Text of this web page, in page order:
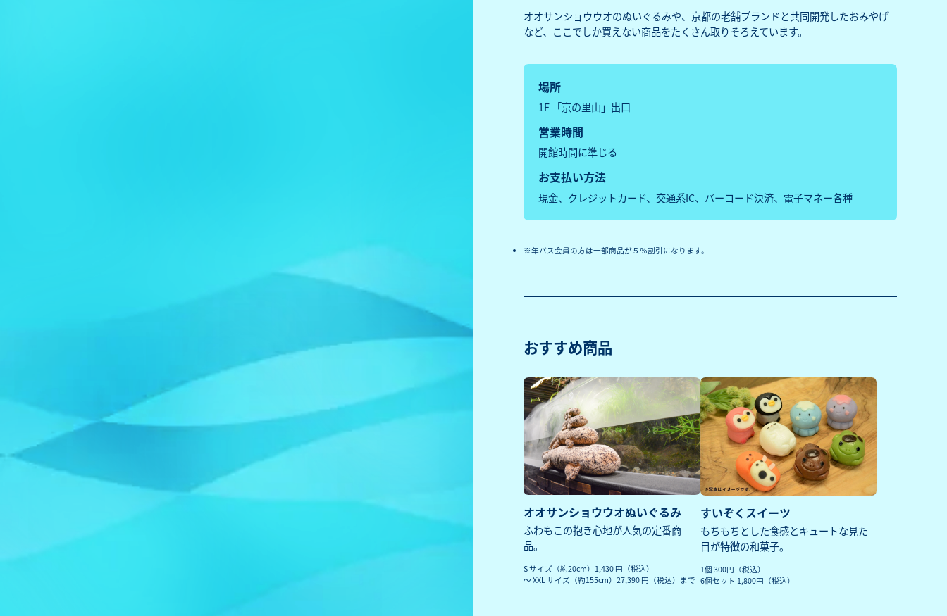
オオサンショウウオのぬいぐるみや、京都の老舗ブランドと共同開発したおみやげ
など、ここでしか買えない商品をたくさん取りそろえています。
場所
1F 「京の里山」出口
営業時間
開館時間に準じる
お支払い方法
現金、クレジットカード、交通系IC、バーコード決済、電子マネー各種
年パス会員の方は一部商品が５％割引になります。
おすすめ商品
オオサンショウウオぬいぐるみ
ふわもこの抱き心地が人気の定番商
品。
S サイズ（約20cm）1,430 円（税込）
〜 XXL サイズ（約155cm）27,390 円（税込）まで
すいぞくスイーツ
もちもちとした食感とキュートな見た
目が特徴の和菓子。
1個 300円（税込）
6個セット 1,800円（税込）